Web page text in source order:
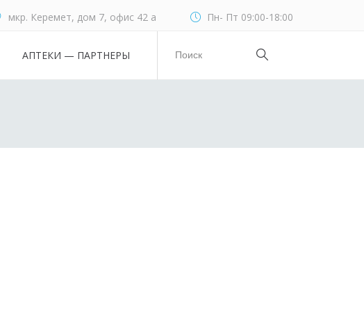
мкр. Керемет, дом 7, офис 42 а Пн- Пт 09:00-18:00
АПТЕКИ — ПАРТНЕРЫ